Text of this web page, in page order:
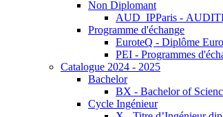
Non Diplomant
AUD_IPParis -
Programme d'échange
EuroteQ - Diplôme
PEI - Programmes
Catalogue 2024 - 2025
Bachelor
BX - Bachelor of
Cycle Ingénieur